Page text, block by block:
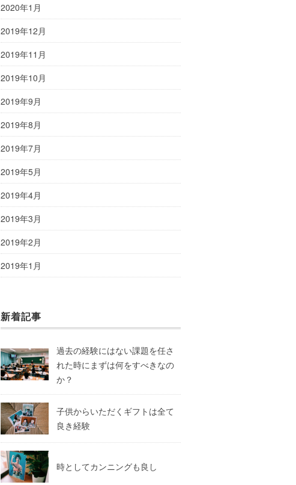
2020年1月
2019年12月
2019年11月
2019年10月
2019年9月
2019年8月
2019年7月
2019年5月
2019年4月
2019年3月
2019年2月
2019年1月
新着記事
過去の経験にはない課題を任さ
れた時にまずは何をすべきなの
か？
子供からいただくギフトは全て
良き経験
時としてカンニングも良し